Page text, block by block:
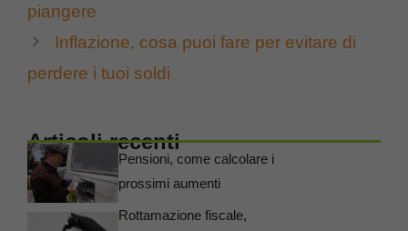
piangere
Inflazione, cosa puoi fare per evitare di
perdere i tuoi soldi
Articoli recenti
Pensioni, come calcolare i
prossimi aumenti
Rottamazione fiscale,